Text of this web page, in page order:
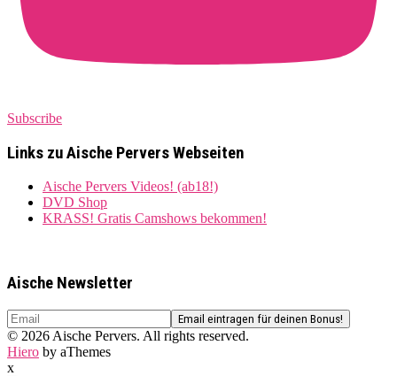
Subscribe
Links zu Aische Pervers Webseiten
Aische Pervers Videos! (ab18!)
DVD Shop
KRASS! Gratis Camshows bekommen!
Aische Newsletter
© 2026 Aische Pervers. All rights reserved.
Hiero by aThemes
x